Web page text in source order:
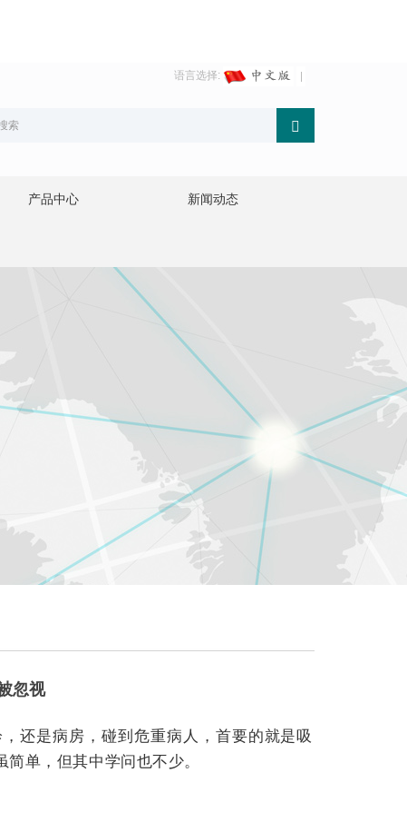
语言选择:
产品中心 新闻动态
忽视
还是病房，碰到危重病人，首要的就是吸
单，但其中学问也不少。